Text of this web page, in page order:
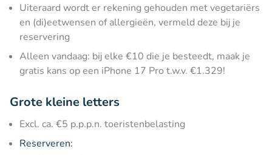
Uiteraard wordt er rekening gehouden met vegetariërs
en (di)eetwensen of allergieën, vermeld deze bij je
reservering
Alleen vandaag: bij elke €10 die je besteedt, maak je
gratis kans op een iPhone 17 Pro t.w.v. €1.329!
Grote kleine letters
Excl. ca. €5 p.p.p.n. toeristenbelasting
Reserveren: